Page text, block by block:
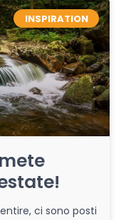
INSPIRATION
ci sono posti